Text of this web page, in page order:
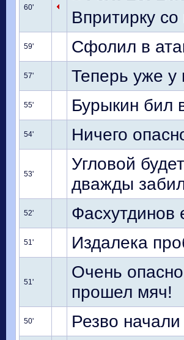
60'
Впритирку
59' Сфолил в
57' Теперь уже у
55' Бурыкин бил
54' Ничего
53'
Угловой
дважды
52' Фасхутдинов
51' Издалека
51'
Очень
прошел мяч!
50' Резво